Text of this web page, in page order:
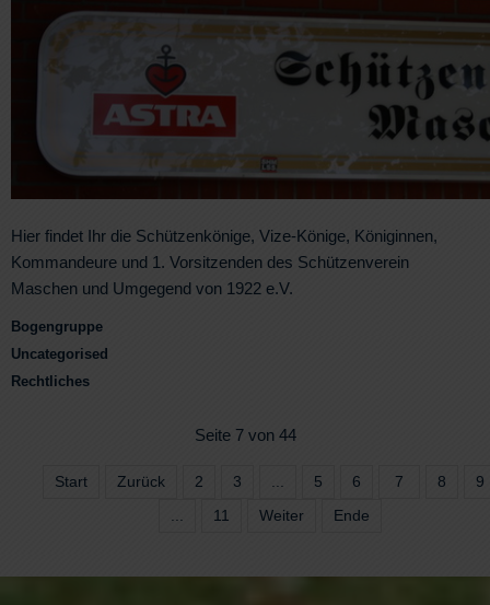
Hier findet Ihr die Schützenkönige, Vize-Könige, Königinnen,
Kommandeure und 1. Vorsitzenden des Schützenverein
Maschen und Umgegend von 1922 e.V.
Bogengruppe
Uncategorised
Rechtliches
Seite 7 von 44
Start Zurück 2 3 5 6 7 8
9
11 Weiter Ende